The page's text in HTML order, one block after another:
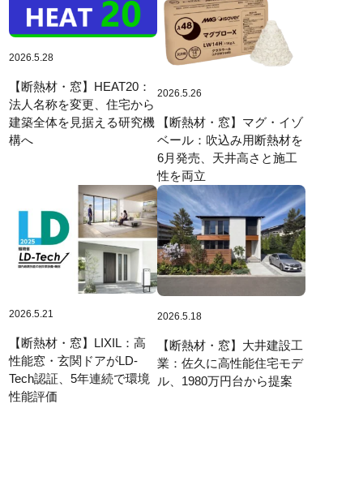
2026.5.28
【断熱材・窓】HEAT20：
法人名称を変更、住宅から
建築全体を見据える研究機
構へ
2026.5.26
【断熱材・窓】マグ・イゾ
ベール：吹込み用断熱材を
6月発売、天井高さと施工
性を両立
2026.5.21
【断熱材・窓】LIXIL：高
性能窓・玄関ドアがLD-
Tech認証、5年連続で環境
性能評価
2026.5.18
【断熱材・窓】大井建設工
業：佐久に高性能住宅モデ
ル、1980万円台から提案